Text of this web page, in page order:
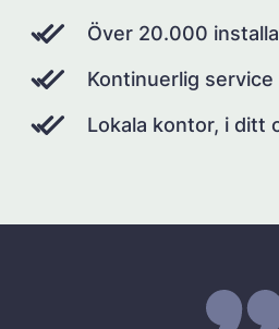
Över 20.000
Kontinuerlig
Lokala kontor, i ditt